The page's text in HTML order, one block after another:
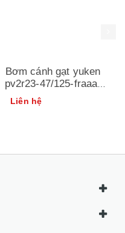
Bơm cánh gạt yuken
pv2r23-47/125-fraaa-
Liên hệ